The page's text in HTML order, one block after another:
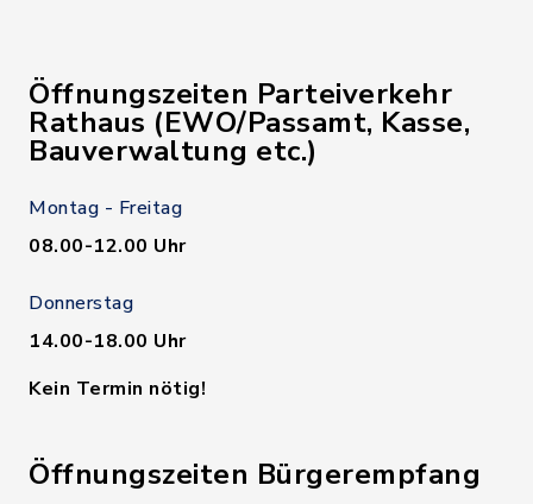
Öffnungszeiten Parteiverkehr
Rathaus (EWO/Passamt, Kasse,
Bauverwaltung etc.)
Montag - Freitag
08.00-12.00 Uhr
Donnerstag
14.00-18.00 Uhr
Kein Termin nötig!
Öffnungszeiten Bürgerempfang